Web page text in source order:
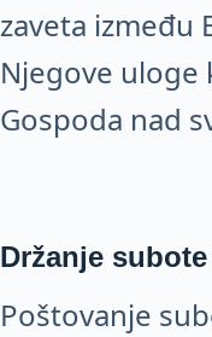
zaveta između
Njegove uloge
Gospoda nad
Držanje
Poštovanje